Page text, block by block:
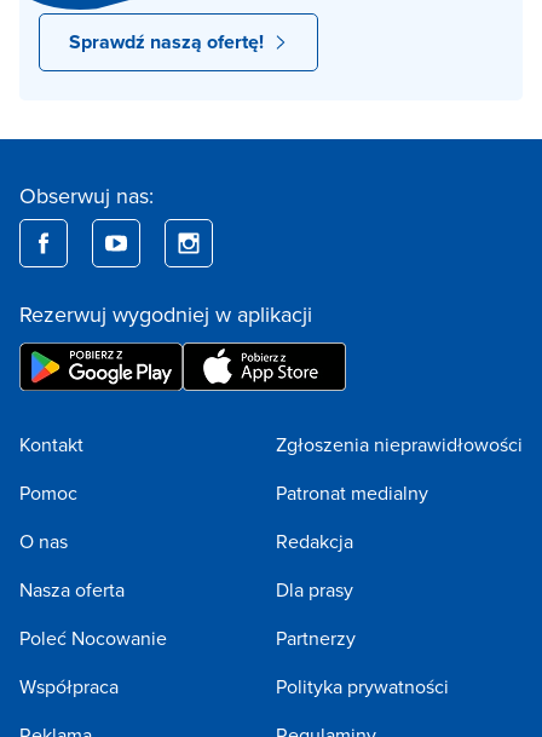
Sprawdź naszą ofertę!
Obserwuj nas:
Rezerwuj wygodniej w aplikacji
Kontakt
Pomoc
O nas
Nasza oferta
Poleć Nocowanie
Współpraca
Zgłoszenia nieprawidłowości
Patronat medialny
Redakcja
Dla prasy
Partnerzy
Polityka prywatności